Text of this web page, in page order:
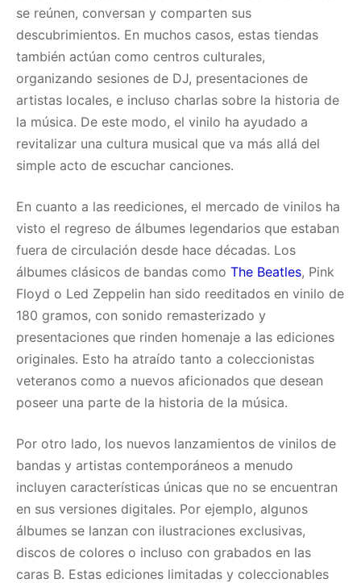
se reúnen, conversan y comparten sus
descubrimientos. En muchos casos, estas tiendas
también actúan como centros culturales,
organizando sesiones de DJ, presentaciones de
artistas locales, e incluso charlas sobre la historia de
la música. De este modo, el vinilo ha ayudado a
revitalizar una cultura musical que va más allá del
simple acto de escuchar canciones.
En cuanto a las reediciones, el mercado de vinilos ha
visto el regreso de álbumes legendarios que estaban
fuera de circulación desde hace décadas. Los
álbumes clásicos de bandas como The Beatles, Pink
Floyd o Led Zeppelin han sido reeditados en vinilo de
180 gramos, con sonido remasterizado y
presentaciones que rinden homenaje a las ediciones
originales. Esto ha atraído tanto a coleccionistas
veteranos como a nuevos aficionados que desean
poseer una parte de la historia de la música.
Por otro lado, los nuevos lanzamientos de vinilos de
bandas y artistas contemporáneos a menudo
incluyen características únicas que no se encuentran
en sus versiones digitales. Por ejemplo, algunos
álbumes se lanzan con ilustraciones exclusivas,
discos de colores o incluso con grabados en las
caras B. Estas ediciones limitadas y coleccionables